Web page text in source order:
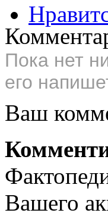
Пока нет
его
Ваш
Вашего